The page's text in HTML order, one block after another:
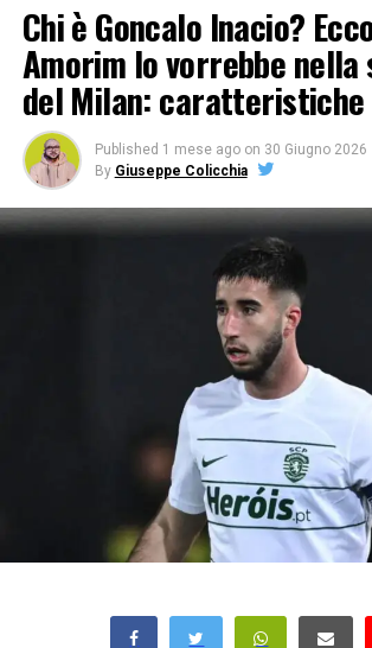
Chi è Goncalo Inacio?
Amorim lo vorrebbe nella
del Milan:
Published 1 mese ago on 30 Giugno 2026
By Giuseppe Colicchia